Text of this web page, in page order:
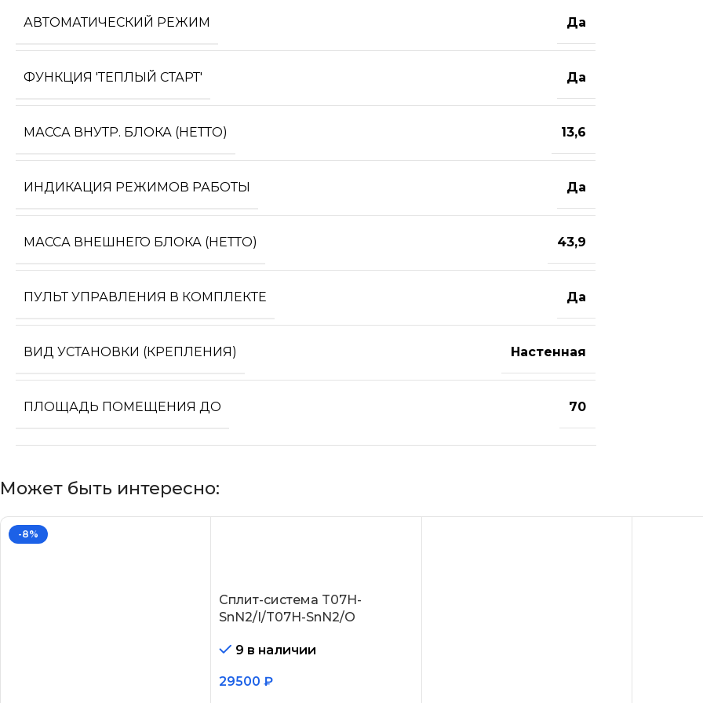
АВТОМАТИЧЕСКИЙ РЕЖИМ Да
ФУНКЦИЯ 'ТЕПЛЫЙ СТАРТ' Да
МАССА ВНУТР. БЛОКА (НЕТТО) 13,6
ИНДИКАЦИЯ РЕЖИМОВ РАБОТЫ Да
МАССА ВНЕШНЕГО БЛОКА (НЕТТО) 43,9
ПУЛЬТ УПРАВЛЕНИЯ В КОМПЛЕКТЕ Да
ВИД УСТАНОВКИ (КРЕПЛЕНИЯ) Настенная
ПЛОЩАДЬ ПОМЕЩЕНИЯ ДО 70
Может быть интересно:
-8%
Сплит-система T07H-
SnN2/I/T07H-SnN2/O
9 в наличии
29500₽